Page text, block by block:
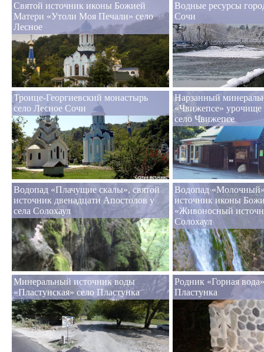
Святой источник иконы Божией
Матери «Утоли Моя Печали» село
Лесное
Водные ресурсы
Сочи
Троице-Георгиевский монастырь
село Лесное Сочи
Нарзанный
«Чвижепсе»
село Чвижепсе
Водопад «Плачущие скалы», святой
источник двенадцати Апостолов у
села Солохаул
Водопад
источник иконы
«Живоносный
Солохаул
Минеральный источник воды
«Пластунская» село Пластунка
Родник «Горная
Пластунка